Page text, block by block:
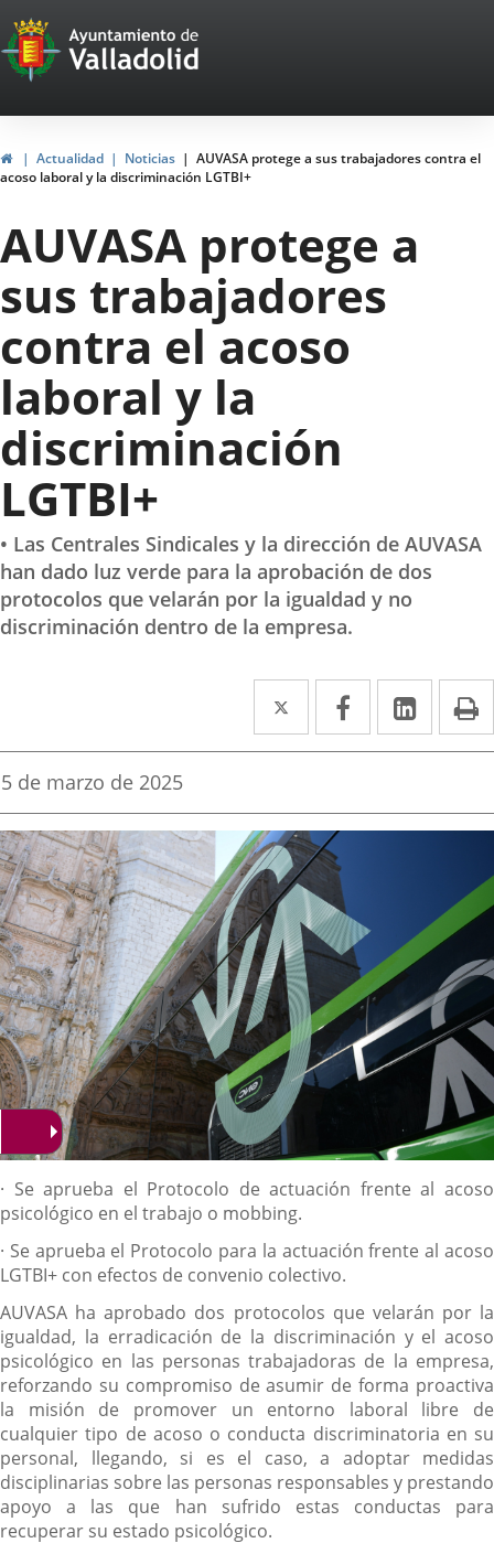
Portal
Web
del
Ayuntamiento
de
Valladolid
InicioActualidad Noticias
AUVASA protege a sus trabajadores contra el
acoso laboral y la discriminación LGTBI+
AUVASA protege a
sus trabajadores
contra el acoso
laboral y la
discriminación
LGTBI+
• Las Centrales Sindicales y la dirección de AUVASA
han dado luz verde para la aprobación de dos
protocolos que velarán por la igualdad y no
discriminación dentro de la empresa.
Twitter
Enlace
a
aplicación
externa.
Facebook
Enlace
a
aplicación
Enlace
a
Fecha
la
noticia
5 de marzo de 2025
Descripción
· Se aprueba el Protocolo de actuación frente al acoso
psicológico en el trabajo o mobbing.
· Se aprueba el Protocolo para la actuación frente al acoso
LGTBI+ con efectos de convenio colectivo.
AUVASA ha aprobado dos protocolos que velarán por la
igualdad, la erradicación de la discriminación y el acoso
psicológico en las personas trabajadoras de la empresa,
reforzando su compromiso de asumir de forma proactiva
la misión de promover un entorno laboral libre de
cualquier tipo de acoso o conducta discriminatoria en su
personal, llegando, si es el caso, a adoptar medidas
disciplinarias sobre las personas responsables y prestando
apoyo a las que han sufrido estas conductas para
recuperar su estado psicológico.